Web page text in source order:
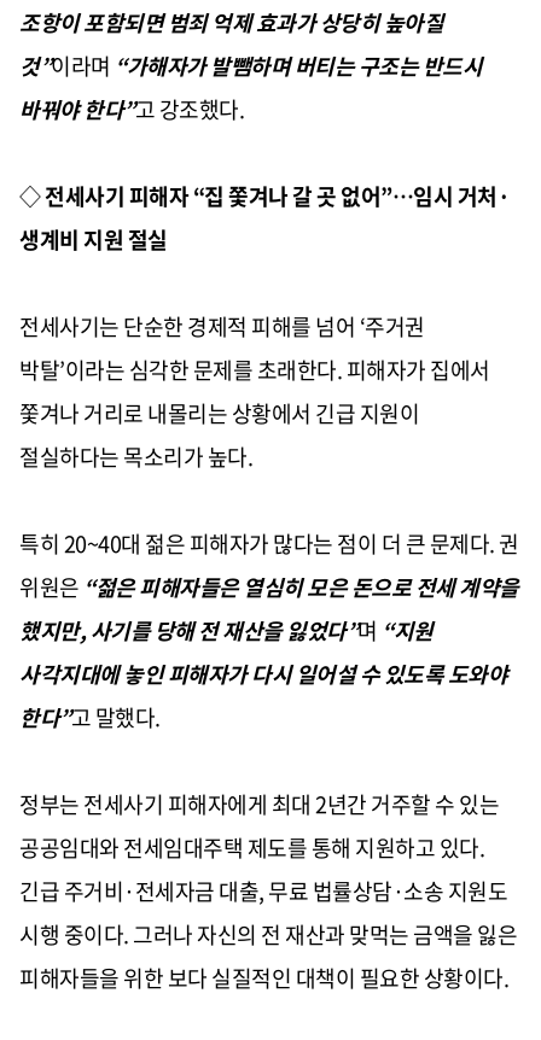
조항이 포함되면 범죄 억제 효과가 상당히 높아질
것”이라며 “가해자가 발뺌하며 버티는 구조는 반드시
바꿔야 한다”고 강조했다.
◇전세사기 피해자 “집 쫓겨나 갈 곳 없어”…임시 거처·
생계비 지원 절실
전세사기는 단순한 경제적 피해를 넘어 ‘주거권
박탈’이라는 심각한 문제를 초래한다. 피해자가 집에서
쫓겨나 거리로 내몰리는 상황에서 긴급 지원이
절실하다는 목소리가 높다.
특히 20~40대 젊은 피해자가 많다는 점이 더 큰 문제다. 권
위원은 “젊은 피해자들은 열심히 모은 돈으로 전세 계약을
했지만, 사기를 당해 전 재산을 잃었다”며 “지원
사각지대에 놓인 피해자가 다시 일어설 수 있도록 도와야
한다”고 말했다.
정부는 전세사기 피해자에게 최대 2년간 거주할 수 있는
공공임대와 전세임대주택 제도를 통해 지원하고 있다.
긴급 주거비·전세자금 대출, 무료 법률상담·소송 지원도
시행 중이다. 그러나 자신의 전 재산과 맞먹는 금액을 잃은
피해자들을 위한 보다 실질적인 대책이 필요한 상황이다.